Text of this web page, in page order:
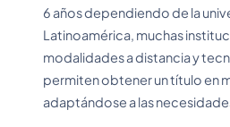
6 años dependiendo de la
Latinoamérica, muchas
modalidades a distancia y
permiten obtener un título en
adaptándose a las